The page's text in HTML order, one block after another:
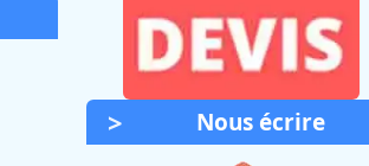
Nous écrire